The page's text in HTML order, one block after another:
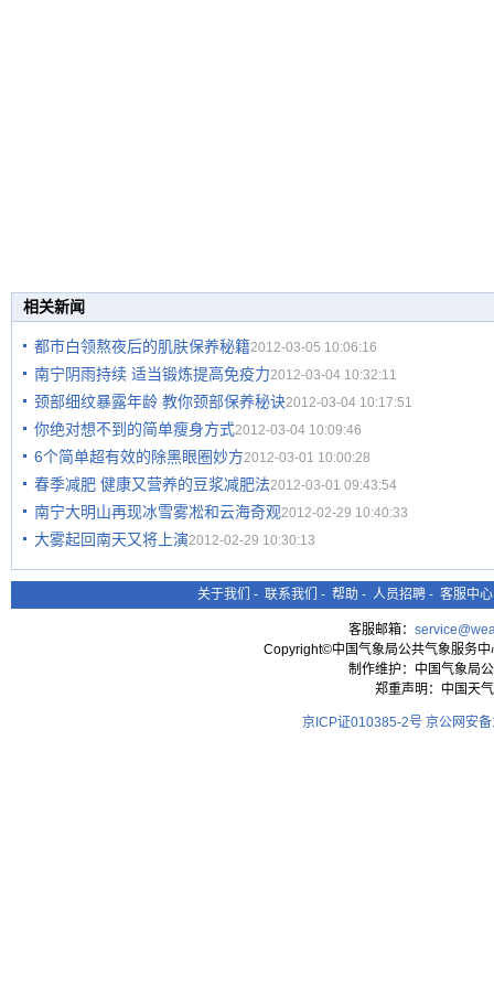
相关新闻
都市白领熬夜后的肌肤保养秘籍2012-03-05 10:06:16
南宁阴雨持续 适当锻炼提高免疫力2012-03-04 10:32:11
颈部细纹暴露年龄 教你颈部保养秘诀2012-03-04 10:17:51
你绝对想不到的简单瘦身方式2012-03-04 10:09:46
6个简单超有效的除黑眼圈妙方2012-03-01 10:00:28
春季减肥 健康又营养的豆浆减肥法2012-03-01 09:43:54
南宁大明山再现冰雪雾凇和云海奇观2012-02-29 10:40:33
大雾起回南天又将上演2012-02-29 10:30:13
关于我们 - 联系我们 - 帮助 - 人员招聘 - 客服中心
客服邮箱：
Copyright©中国气象局公共气象服务
制作维护：中国气象局
郑重声明：中国天
京ICP证010385-2号 京公网安